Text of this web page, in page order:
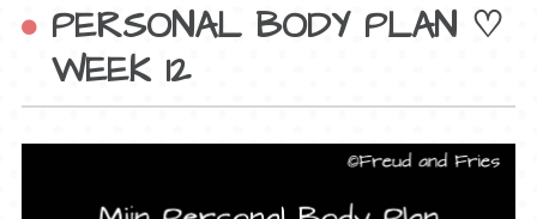
PERSONAL BODY PLAN ♡
WEEK 12